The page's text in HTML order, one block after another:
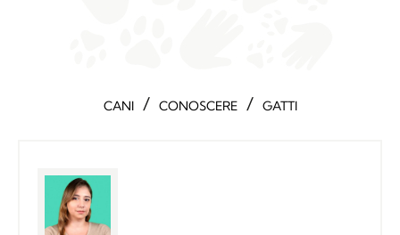
CANI / CONOSCERE / GATTI